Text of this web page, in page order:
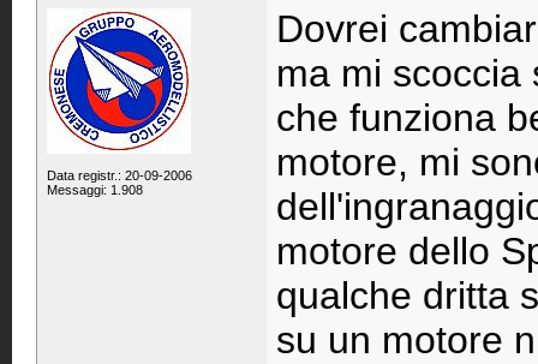
Data registr.: 20-09-2006
Messaggi: 1.908
Dovrei
ma mi scoccia
che funziona
motore, mi
motore dello
qualche dritta
su un motore